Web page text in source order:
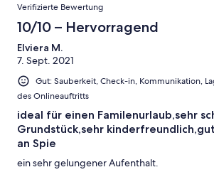
Verifizierte Bewertung
10/10 – Hervorragend
Elviera M.
7. Sept. 2021
Gut: Sauberkeit, Check-in, Kommunikation,
des Onlineauftritts
ideal für einen Familenurlaub,sehr
Grundstück,sehr
an Spie
ein sehr gelungener Aufenthalt.